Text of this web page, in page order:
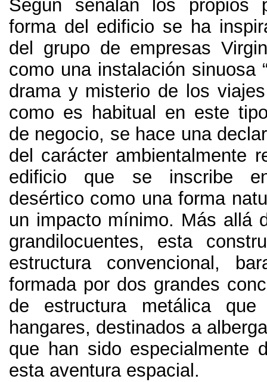
Según señalan los propios
forma del edificio se ha
del grupo de empresas
como una instalación sinuosa
drama y misterio de los
como es habitual en este
de negocio, se hace una
del carácter ambientalmente
edificio que se inscribe
desértico como una forma
un impacto mínimo. Más allá
grandilocuentes, esta
estructura convencional ,
formada por dos grandes
de estructura metálica que
hangares, destinados a
que han sido especialmente
esta aventura espacial .